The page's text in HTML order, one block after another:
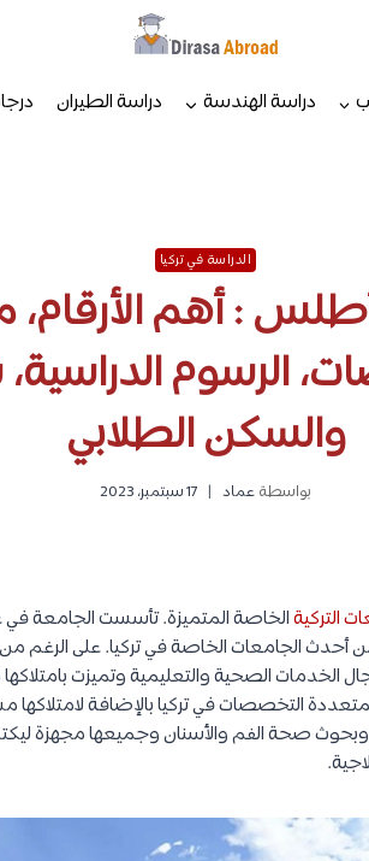
دراسة الهندسة دراسة الطيران
الدراسة في تركيا
: أهم الأرقام،
الرسوم
والسكن الطلابي
بواسطة عماد 17 سبتمبر، 2023
التركية
واحدة من أحدث الجامعات الخاصة في تركيا. على
الخدمات الصحية والتعليمية وتميزت
التخصصات في تركيا بالإضافة
صحة الفم والأسنان وجميعها مجهزة